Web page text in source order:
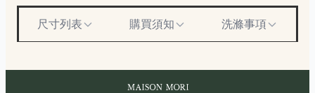
尺寸列表 購買須知 洗滌事項